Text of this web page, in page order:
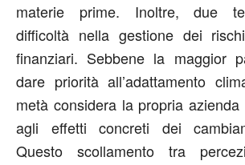
materie prime. Inoltre, due
difficoltà nella gestione dei
finanziari. Sebbene la maggior
dare priorità all’adattamento
metà considera la propria
agli effetti concreti dei
Questo scollamento tra